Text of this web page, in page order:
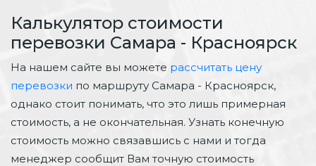
Калькулятор стоимости
перевозки Самара - Красноярск
На нашем сайте вы можете рассчитать цену
перевозки по маршруту Самара - Красноярск,
однако стоит понимать, что это лишь примерная
стоимость, а не окончательная. Узнать конечную
стоимость можно связавшись с нами и тогда
менеджер сообщит Вам точную стоимость